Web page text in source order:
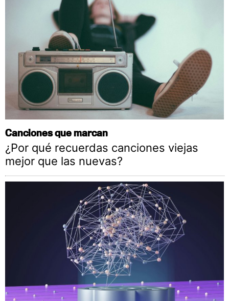
Canciones que marcan
¿Por qué recuerdas canciones viejas
mejor que las nuevas?